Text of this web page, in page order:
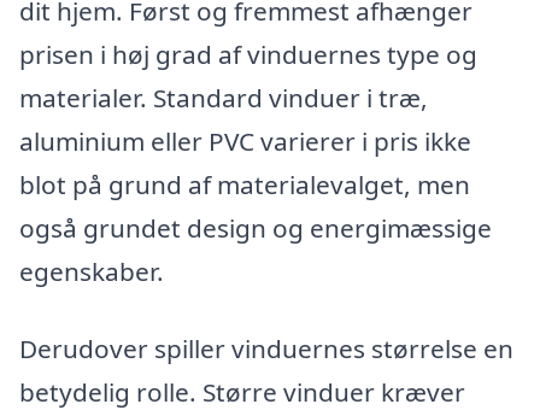
dit hjem. Først og fremmest afhænger
prisen i høj grad af vinduernes type og
materialer. Standard vinduer i træ,
aluminium eller PVC varierer i pris ikke
blot på grund af materialevalget, men
også grundet design og energimæssige
egenskaber.
Derudover spiller vinduernes størrelse en
betydelig rolle. Større vinduer kræver